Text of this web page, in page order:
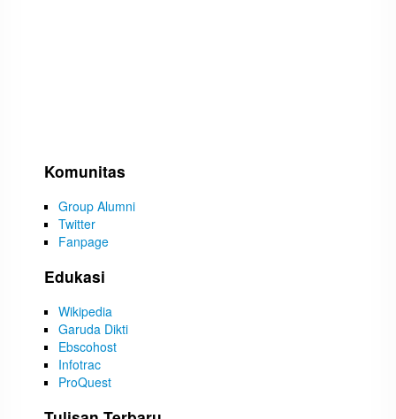
Komunitas
Group Alumni
Twitter
Fanpage
Edukasi
Wikipedia
Garuda Dikti
Ebscohost
Infotrac
ProQuest